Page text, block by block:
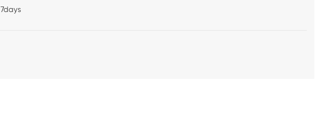
7days